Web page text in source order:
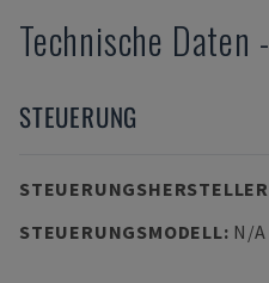
Technische Daten -
STEUERUNG
STEUERUNGSHERSTELLER
STEUERUNGSMODELL: N/A